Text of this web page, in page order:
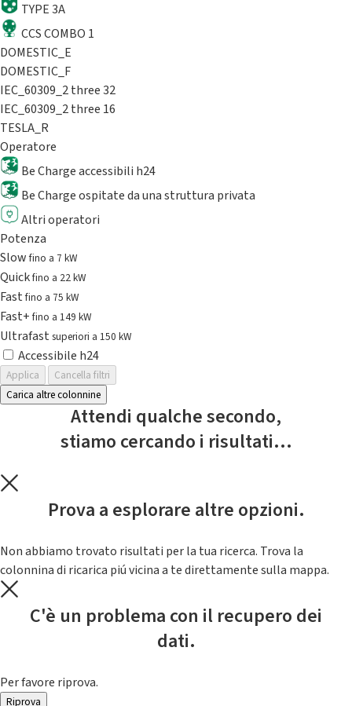
TYPE 3A
CCS COMBO 1
DOMESTIC_E
DOMESTIC_F
IEC_60309_2 three 32
IEC_60309_2 three 16
TESLA_R
Operatore
Be Charge accessibili h24
Be Charge ospitate da una struttura privata
Altri operatori
Potenza
Slowfino a 7 kW
Quickfino a 22 kW
Fastfino a 75 kW
Fast+fino a 149 kW
Ultrafast superiori a 150 kW
Accessibile h24
Applica
Cancella filtri
Carica altre colonnine
Attendi qualche secondo,
stiamo cercando i risultati...
Prova a esplorare altre opzioni.
Non abbiamo trovato risultati per la tua ricerca. Trova la
colonnina di ricarica piú vicina a te direttamente sulla mappa.
C'è un problema con il recupero dei
dati.
Per favore riprova.
Riprova